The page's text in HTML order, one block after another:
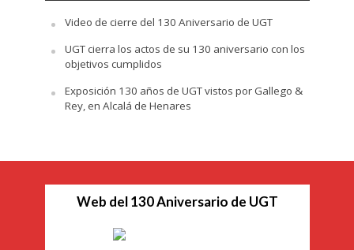
Video de cierre del 130 Aniversario de UGT
UGT cierra los actos de su 130 aniversario con los
objetivos cumplidos
Exposición 130 años de UGT vistos por Gallego &
Rey, en Alcalá de Henares
Web del 130 Aniversario de UGT